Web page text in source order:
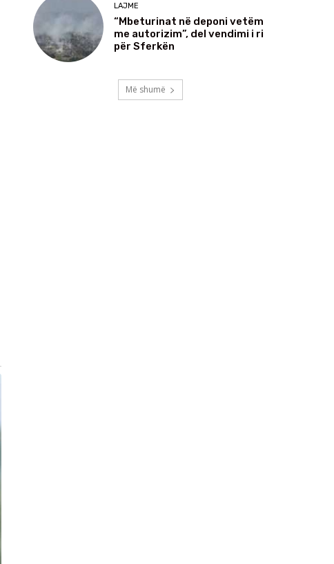
LAJME
“Mbeturinat në deponi vetëm
me autorizim”, del vendimi i ri
për Sferkën
Më shumë